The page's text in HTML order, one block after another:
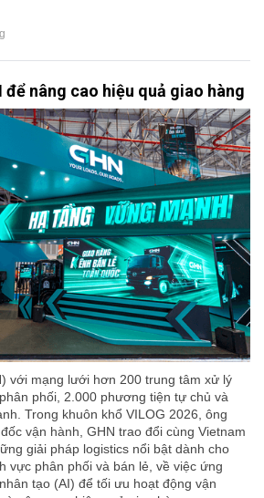
để nâng cao hiệu quả giao hàng
với mạng lưới hơn 200 trung tâm xử lý
phối, 2.000 phương tiện tự chủ và
Trong khuôn khổ VILOG 2026, ông
vận hành, GHN trao đổi cùng Vietnam
giải pháp logistics nổi bật dành cho
vực phân phối và bán lẻ, về việc ứng
tạo (AI) để tối ưu hoạt động vận